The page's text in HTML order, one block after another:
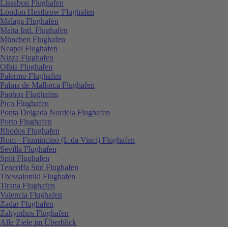
Lissabon Flughafen
London Heathrow Flughafen
Malaga Flughafen
Malta Intl. Flughafen
München Flughafen
Neapel Flughafen
Nizza Flughafen
Olbia Flughafen
Palermo Flughafen
Palma de Mallorca Flughafen
Paphos Flughafen
Pico Flughafen
Ponta Delgada Nordela Flughafen
Porto Flughafen
Rhodos Flughafen
Rom - Fiumincino (L.da Vinci) Flughafen
Sevilla Flughafen
Split Flughafen
Teneriffa Süd Flughafen
Thessaloniki Flughafen
Tirana Flughafen
Valencia Flughafen
Zadar Flughafen
Zakynthos Flughafen
Alle Ziele im Überblick